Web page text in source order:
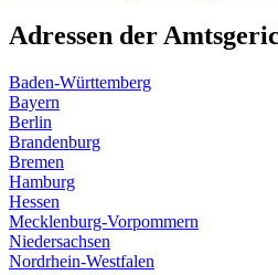
Adressen der
Baden-Württemberg
Bayern
Berlin
Brandenburg
Bremen
Hamburg
Hessen
Mecklenburg-Vorpommern
Niedersachsen
Nordrhein-Westfalen